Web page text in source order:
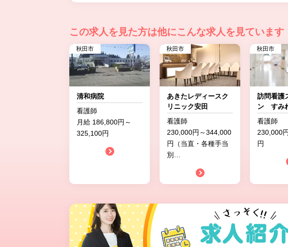
この求人を見た方は他にこんな求人を見ています
秋田市
清和病院
看護師
月給 186,800円～
325,100円
秋田市
あきたレディースク
リニック安田
看護師
230,000円～344,000
円（当直・各種手当
別
秋田市
訪問看護
ン すみ
看護師
230,000
円